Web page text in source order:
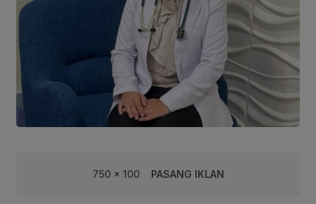
750 x 100 PASANG IKLAN